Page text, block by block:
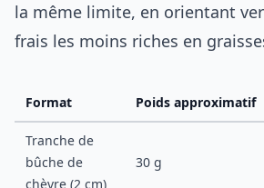
la même limite, en orientant
frais les moins riches en
Format Poids approximatif
Tranche de
bûche de
chèvre (2 cm)
30 g